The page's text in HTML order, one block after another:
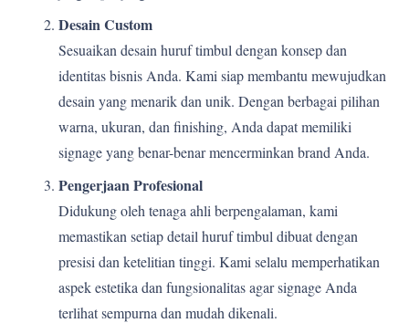
Desain Custom
Sesuaikan desain huruf timbul dengan konsep dan
identitas bisnis Anda. Kami siap membantu mewujudkan
desain yang menarik dan unik. Dengan berbagai pilihan
warna, ukuran, dan finishing, Anda dapat memiliki
signage yang benar-benar mencerminkan brand Anda.
Pengerjaan Profesional
Didukung oleh tenaga ahli berpengalaman, kami
memastikan setiap detail huruf timbul dibuat dengan
presisi dan ketelitian tinggi. Kami selalu memperhatikan
aspek estetika dan fungsionalitas agar signage Anda
terlihat sempurna dan mudah dikenali.